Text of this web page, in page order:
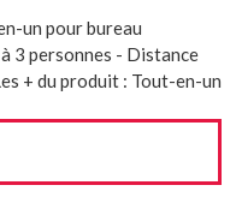
un pour bureau
3 personnes - Distance
+ du produit : Tout-en-un
d’utilisation Elimination
échos Référence